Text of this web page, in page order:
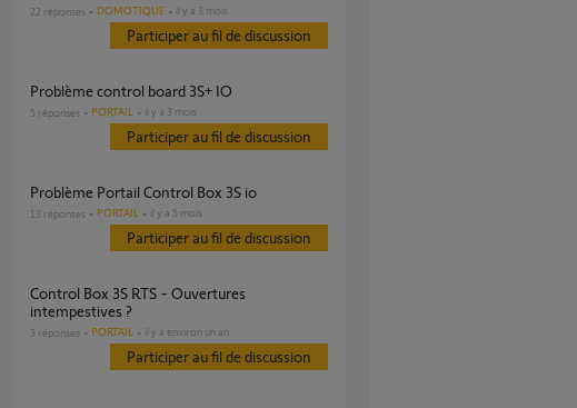
22 réponses DOMOTIQUE il y a 3 mois
Participer au fil de discussion
Problème control board 3S+ IO
5 réponses PORTAIL il y a 3 mois
Participer au fil de discussion
Problème Portail Control Box 3S io
13 réponses PORTAIL il y a 5 mois
Participer au fil de discussion
Control Box 3S RTS - Ouvertures
intempestives ?
3 réponses PORTAIL il y a environ un an
Participer au fil de discussion